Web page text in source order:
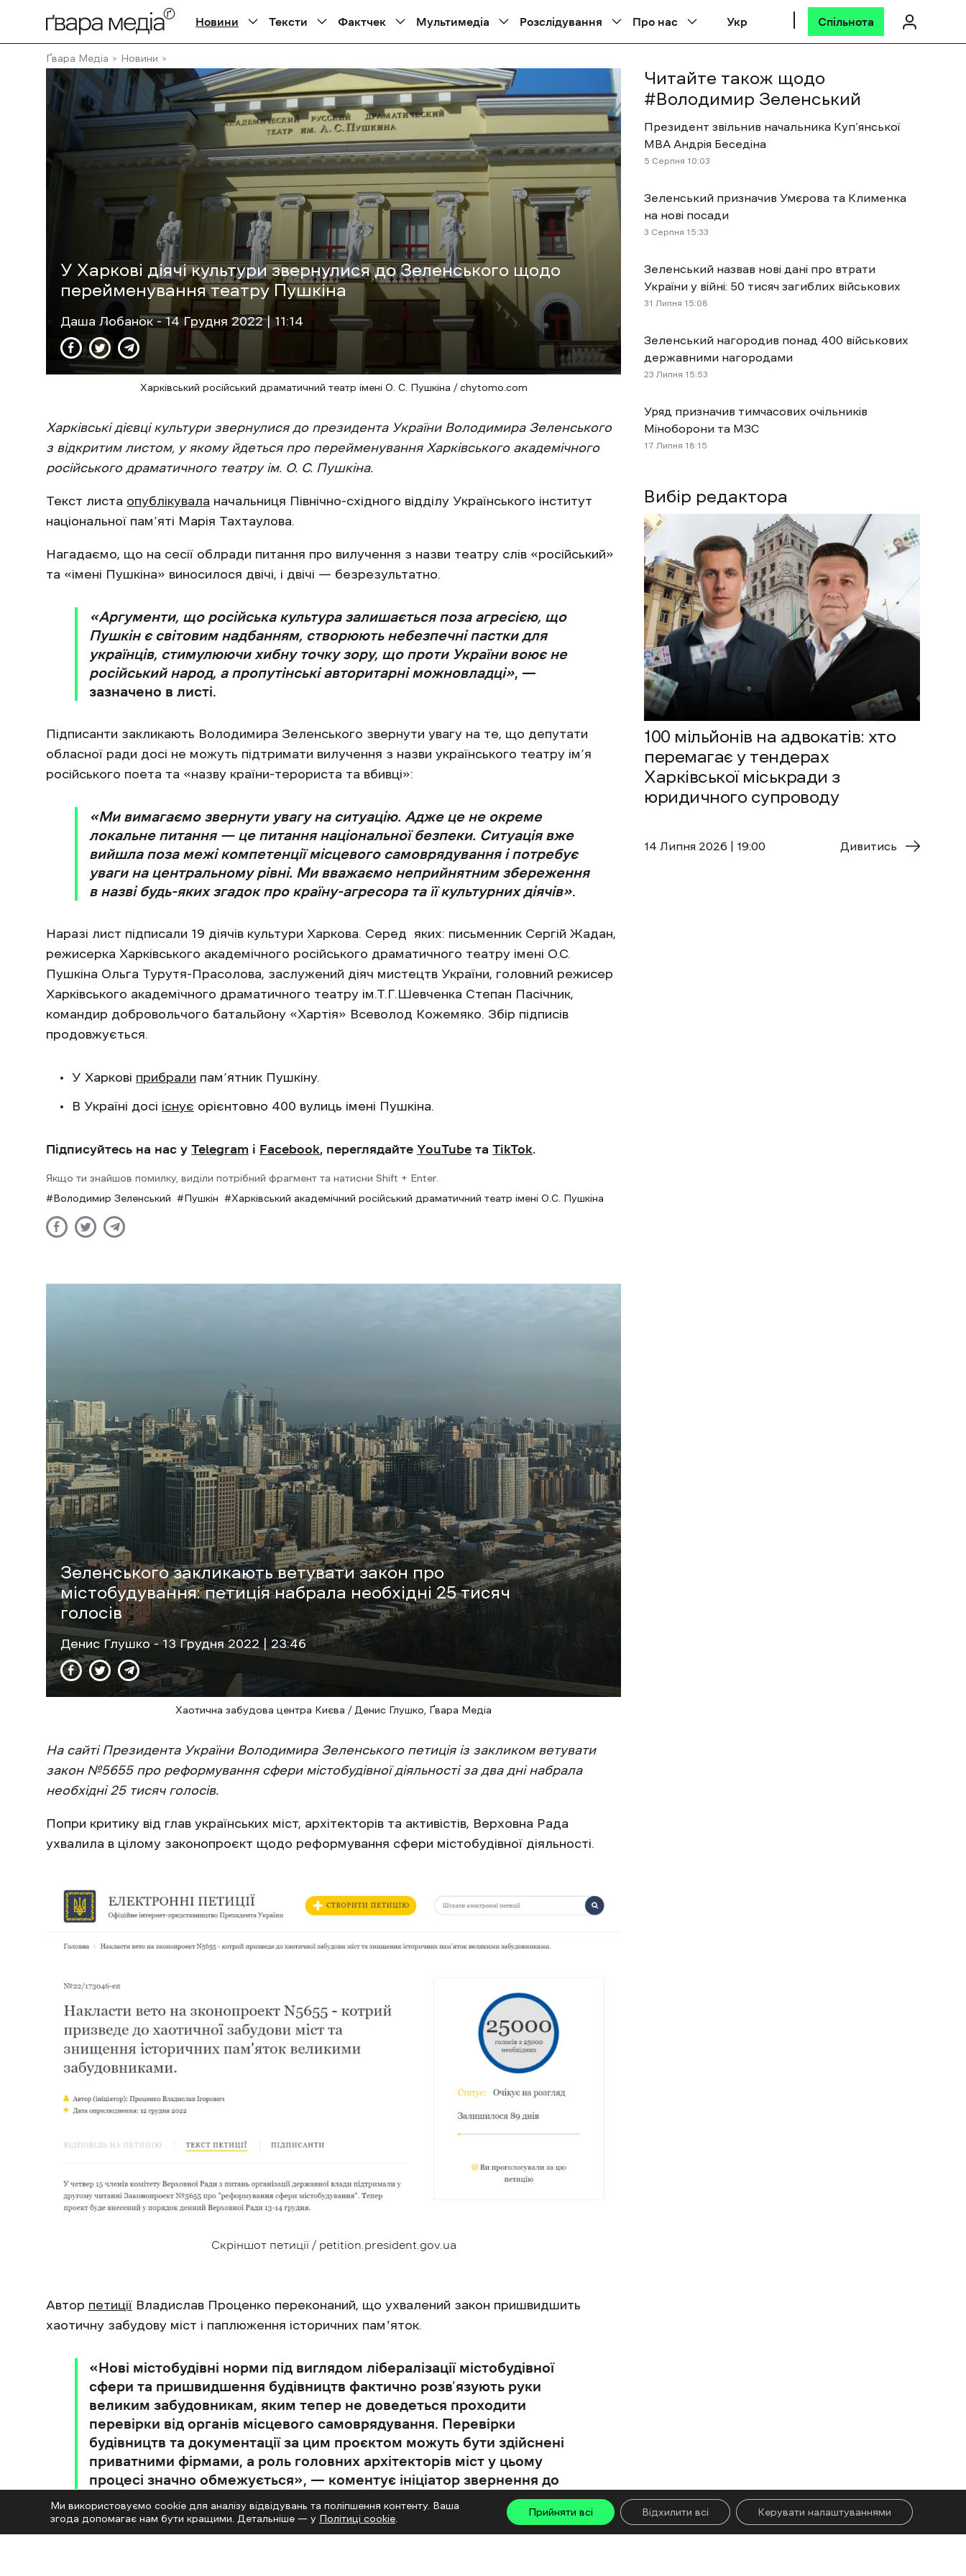
Новини Тексти Фактчек Мультимедіа Розслідування Про нас Укр Спільнота
Ґвара Медіа Новини
У Харкові діячі культури звернулися до Зеленського щодо
перейменування театру Пушкіна
Даша Лобанок- 14 Грудня 2022 | 11:14
Харківський російський драматичний театр імені О. С. Пушкіна / chytomo.com
Харківські дієвці культури звернулися до президента України Володимира Зеленського
з відкритим листом, у якому йдеться про перейменування Харківського академічного
російського драматичного театру ім. О. С. Пушкіна.
Текст листа опублікувала начальниця Північно-східного відділу Українського інститут
національної пам’яті Марія Тахтаулова.
Нагадаємо, що на сесії облради питання про вилучення з назви театру слів «російський»
та «імені Пушкіна» виносилося двічі, і двічі — безрезультатно.
«Аргументи, що російська культура залишається поза агресією, що
Пушкін є світовим надбанням, створюють небезпечні пастки для
українців, стимулюючи хибну точку зору, що проти України воює не
російський народ, а пропутінські авторитарні можновладці», —
зазначено в листі.
Підписанти закликають Володимира Зеленського звернути увагу на те, що депутати
обласної ради досі не можуть підтримати вилучення з назви українського театру ім’я
російського поета та «назву країни-терориста та вбивці»:
«Ми вимагаємо звернути увагу на ситуацію. Адже це не окреме
локальне питання — це питання національної безпеки. Ситуація вже
вийшла поза межі компетенції місцевого самоврядування і потребує
уваги на центральному рівні. Ми вважаємо неприйнятним збереження
в назві будь-яких згадок про країну-агресора та її культурних діячів».
Наразі лист підписали 19 діячів культури Харкова. Серед яких: письменник Сергій Жадан,
режисерка Харківського академічного російського драматичного театру імені О.С.
Пушкіна Ольга Турутя-Прасолова, заслужений діяч мистецтв України, головний режисер
Харківського академічного драматичного театру ім.Т.Г.Шевченка Степан Пасічник,
командир добровольчого батальйону «Хартія» Всеволод Кожемяко. Збір підписів
продовжується.
У Харкові прибрали пам’ятник Пушкіну.
В Україні досі існує орієнтовно 400 вулиць імені Пушкіна.
Підписуйтесь на нас у Telegram і Facebook, переглядайте YouTube та TikTok.
Якщо ти знайшов помилку, виділи потрібний фрагмент та натисни Shift + Enter.
Володимир Зеленський
Пушкін Харківський академічний російський драматичний театр імені О.С. Пушкіна
Зеленського закликають ветувати закон про
містобудування: петиція набрала необхідні 25 тисяч
голосів
Денис Глушко- 13 Грудня 2022 | 23:46
Хаотична забудова центра Києва / Денис Глушко, Ґвара Медіа
На сайті Президента України Володимира Зеленського петиція із закликом ветувати
закон №5655 про реформування сфери містобудівної діяльності за два дні набрала
необхідні 25 тисяч голосів.
Попри критику від глав українських міст, архітекторів та активістів, Верховна Рада
ухвалила в цілому законопроєкт щодо реформування сфери містобудівної діяльності.
Скріншот петиції / petition.president.gov.ua
Автор петиції Владислав Проценко переконаний, що ухвалений закон пришвидшить
хаотичну забудову міст і паплюження історичних памʼяток.
«Нові містобудівні норми під виглядом лібералізації містобудівної
сфери та пришвидшення будівництв фактично розв’язують руки
великим забудовникам, яким тепер не доведеться проходити
перевірки від органів місцевого самоврядування. Перевірки
будівництв та документації за цим проєктом можуть бути здійснені
приватними фірмами, а роль головних архітекторів міст у цьому
процесі значно обмежується», — коментує ініціатор звернення до
Президента.
Вибір редактора
100 мільйонів на адвокатів: хто
перемагає у тендерах
Харківської міськради з
юридичного супроводу
14 Липня 2026 | 19:00 Дивитись
Читайте також щодо
# Володимир Зеленський
Президент звільнив начальника Куп’янської
МВА Андрія Беседіна
5 Cерпня 10:03
Зеленський призначив Умєрова та Клименка
на нові посади
3 Cерпня 15:33
Зеленський назвав нові дані про втрати
України у війні: 50 тисяч загиблих військових
31 Липня 15:08
Зеленський нагородив понад 400 військових
державними нагородами
23 Липня 15:53
Уряд призначив тимчасових очільників
Міноборони та МЗС
17 Липня 18:15
Ми використовуємо cookie для аналізу відвідувань та поліпшення контенту. Ваша
згода допомагає нам бути кращими. Детальніше — у Політиці cookie
Прийняти всі Відхилити всі Керувати налаштуваннями